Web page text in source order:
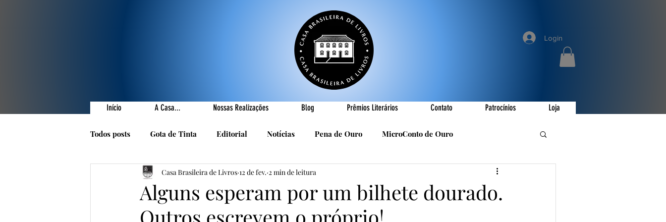
Início A Casa... Nossas Realizações Blog Prêmios Literários Contato Patrocínios Loja
Login
Todos posts Gota de Tinta Editorial Notícias Pena de Ouro MicroConto de Ouro
Prêmios Literários Nossas Realizações Cândido Luís Vasques
1001 Poetas Autores da Casa R. Roldan-Roldan Carlos Nejar
Alguns esperam por um bilhete dourado.
Casa Brasileira de Livros 12 de fev. 2 min de leitura